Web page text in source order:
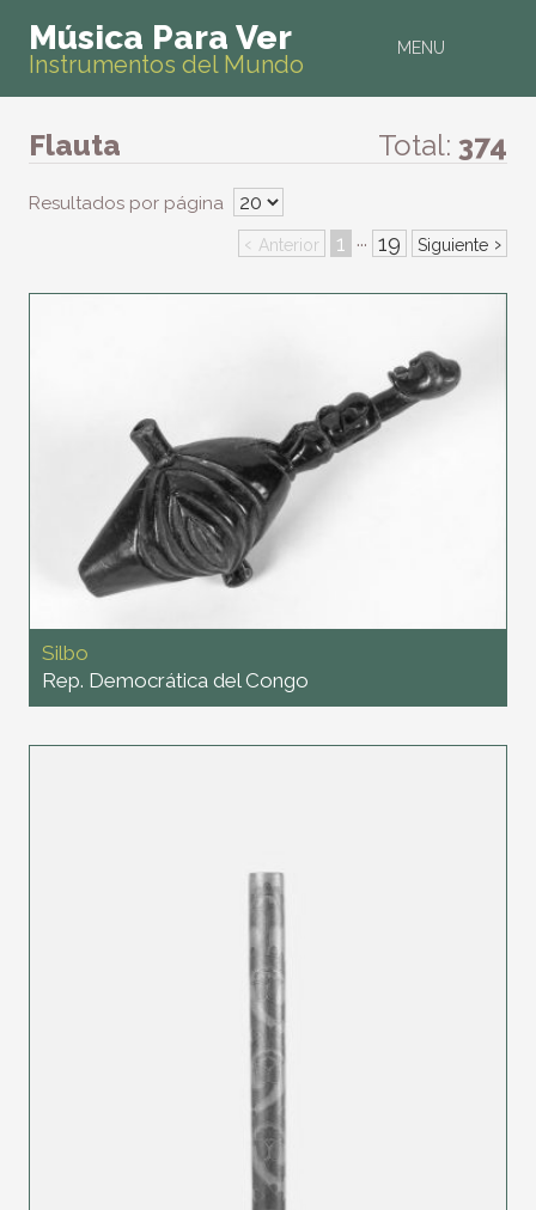
MENU
Música Para Ver
Instrumentos del Mundo
Flauta Total: 374
Resultados por página
‹ Anterior 1 ··· 19 Siguiente ›
Silbo
Rep. Democrática del Congo